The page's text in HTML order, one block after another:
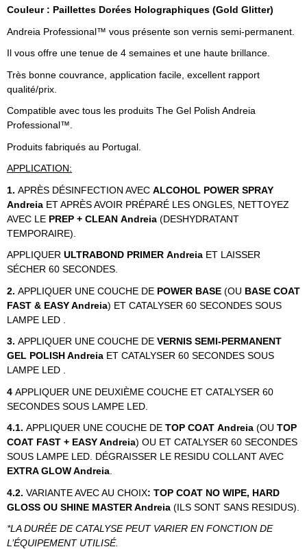
Couleur : Paillettes Dorées Holographiques (Gold Glitter)
Andreia Professional™ vous présente son vernis semi-permanent.
Il vous offre une tenue de 4 semaines et une haute brillance.
Très bonne couvrance, application facile, excellent rapport
qualité/prix.
Compatible avec tous les produits The Gel Polish Andreia
Professional™.
Produits fabriqués au Portugal.
APPLICATION:
1. APRÈS DÉSINFECTION AVEC ALCOHOL POWER SPRAY
Andreia ET APRÈS AVOIR PRÉPARÉ LES ONGLES, NETTOYEZ
AVEC LE PREP + CLEAN Andreia (DESHYDRATANT
TEMPORAIRE).
APPLIQUER ULTRABOND PRIMER Andreia ET LAISSER
SÉCHER 60 SECONDES.
2. APPLIQUER UNE COUCHE DE POWER BASE (OU BASE COAT
FAST & EASY Andreia) ET CATALYSER 60 SECONDES SOUS
LAMPE LED .
3. APPLIQUER UNE COUCHE DE VERNIS SEMI-PERMANENT
GEL POLISH Andreia ET CATALYSER 60 SECONDES SOUS
LAMPE LED .
4 APPLIQUER UNE DEUXIÈME COUCHE ET CATALYSER 60
SECONDES SOUS LAMPE LED.
4.1. APPLIQUER UNE COUCHE DE TOP COAT Andreia (OU TOP
COAT FAST + EASY Andreia) OU ET CATALYSER 60 SECONDES
SOUS LAMPE LED. DÉGRAISSER LE RESIDU COLLANT AVEC
EXTRA GLOW Andreia.
4.2. VARIANTE AVEC AU CHOIX: TOP COAT NO WIPE, HARD
GLOSS OU SHINE MASTER Andreia (ILS SONT SANS RESIDUS).
*LA DURÉE DE CATALYSE PEUT VARIER EN FONCTION DE
L’ÉQUIPEMENT UTILISÉ.